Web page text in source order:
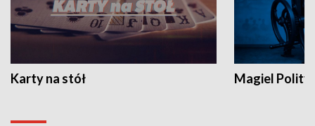
Karty na stół Magiel